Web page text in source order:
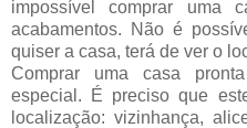
impossível comprar uma
acabamentos. Não é
quiser a casa, terá de ver o
Comprar uma casa
especial. É preciso que
localização: vizinhança,